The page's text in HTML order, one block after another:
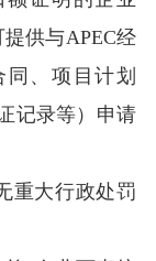
提供与APEC经
、项目计划
记录等）申请
重大行政处罚